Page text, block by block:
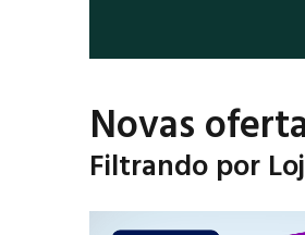
Novas
Filtrando por